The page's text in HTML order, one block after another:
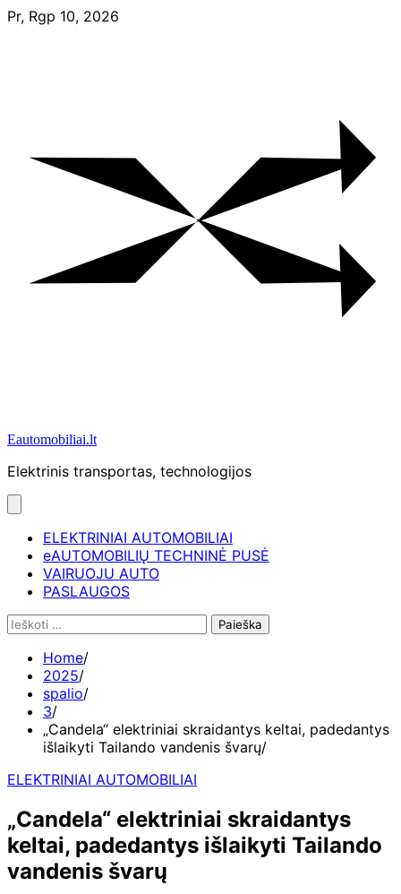
Skip
Pr, Rgp 10, 2026
Eautomobiliai.lt
Elektrinis transportas, technologijos
ELEKTRINIAI AUTOMOBILIAI
eAUTOMOBILIŲ TECHNINĖ PUSĖ
VAIRUOJU AUTO
PASLAUGOS
Ieškoti:
Home
2025
spalio
3
„Candela“ elektriniai skraidantys keltai, padedantys
išlaikyti Tailando vandenis švarų
ELEKTRINIAI AUTOMOBILIAI
„Candela“ elektriniai skraidantys
keltai, padedantys išlaikyti Tailando
vandenis švarų